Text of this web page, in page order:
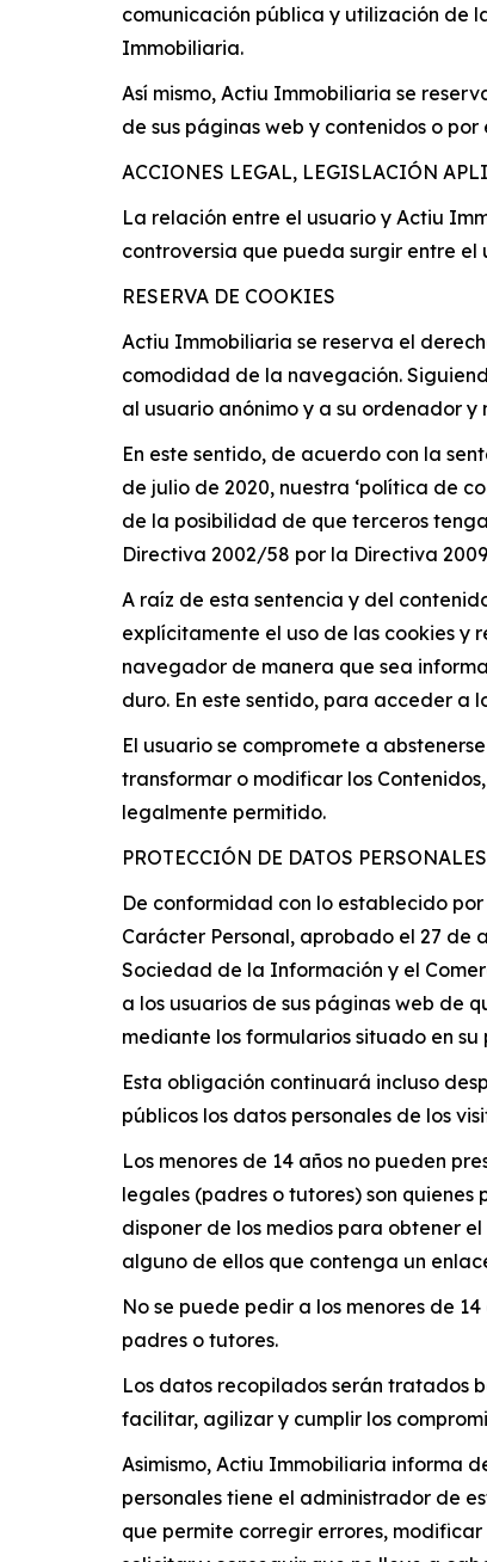
comunicación pública y utilización de
Immobiliaria.
Así mismo, Actiu Immobiliaria se
de sus páginas web y contenidos o
ACCIONES LEGAL, LEGISLACIÓN
La relación entre el usuario y Actiu
controversia que pueda surgir entre el
RESERVA DE COOKIES
Actiu Immobiliaria se reserva el
comodidad de la navegación.
al usuario anónimo y a su ordenador y
En este sentido, de acuerdo con la
de julio de 2020, nuestra ‘política de
de la posibilidad de que terceros
Directiva 2002/58 por la Directiva
A raíz de esta sentencia y del
explícitamente el uso de las cookies y
navegador de manera que sea
duro. En este sentido, para acceder a
El usuario se compromete a
transformar o modificar los
legalmente permitido.
PROTECCIÓN DE DATOS PERSONALES
De conformidad con lo establecido
Carácter Personal, aprobado el 27 de
Sociedad de la Información y el
a los usuarios de sus páginas web de
mediante los formularios situado en su
Esta obligación continuará incluso
públicos los datos personales de los
Los menores de 14 años no pueden
legales (padres o tutores) son quienes
disponer de los medios para obtener
alguno de ellos que contenga un
No se puede pedir a los menores de
padres o tutores.
Los datos recopilados serán tratados
facilitar, agilizar y cumplir los
Asimismo, Actiu Immobiliaria informa
personales tiene el administrador de
que permite corregir errores,